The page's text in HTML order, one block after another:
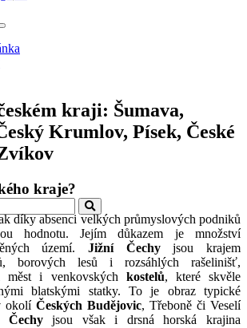
stranu hlasování
kraji: Šumava,
Krumlov, Písek, České
kraje?
díky absenci velkých průmyslových podniků
hodnotu. Jejím důkazem je množství
území. Jižní Čechyjsou krajem
borových lesů i rozsáhlých rašelinišť,
měst i venkovských kostelů, které skvěle
blatskými statky. To je obraz typické
okolí Českých Budějovic, Třeboně či Veselí
Čechyjsou však i drsná horská krajina